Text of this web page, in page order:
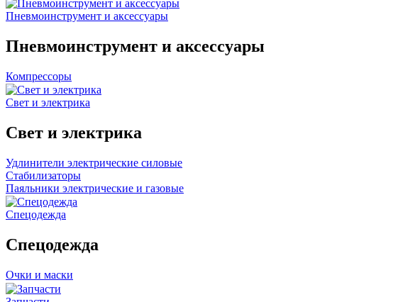
Пневмоинструмент и аксессуары
Пневмоинструмент и аксессуары
Компрессоры
Свет и электрика
Свет и электрика
Удлинители электрические силовые
Стабилизаторы
Паяльники электрические и газовые
Спецодежда
Спецодежда
Очки и маски